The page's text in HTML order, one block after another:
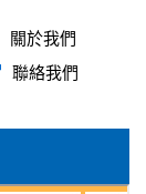
關於我們
聯絡我們